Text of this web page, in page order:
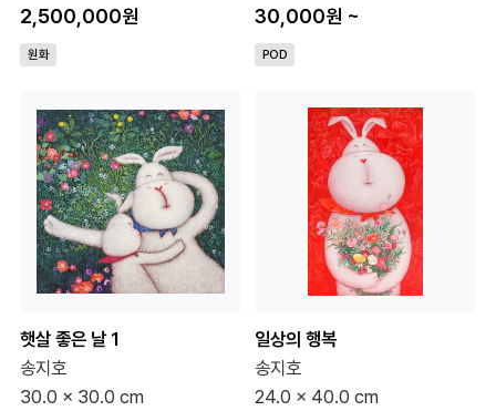
2,500,000원
원화
30,000원 ~
POD
햇살 좋은 날 1
송지호
30.0 x 30.0 cm
일상의 행복
송지호
24.0 x 40.0 cm